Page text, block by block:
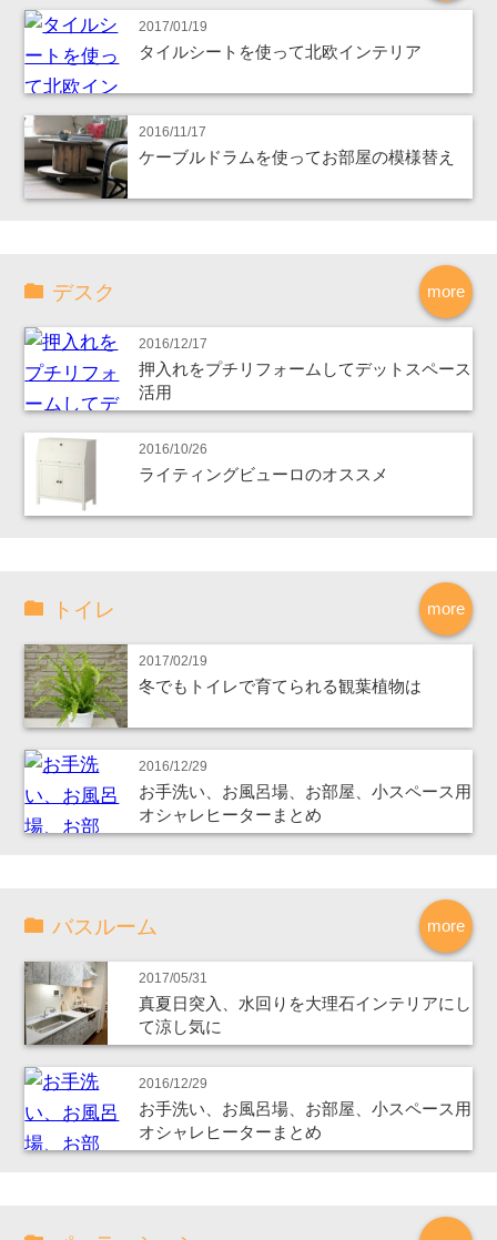
2017/01/19
タイルシートを使って北欧インテリア
2016/11/17
ケーブルドラムを使ってお部屋の模様替え
more
デスク
2016/12/17
押入れをプチリフォームしてデットスペース
活用
2016/10/26
ライティングビューロのオススメ
more
トイレ
2017/02/19
冬でもトイレで育てられる観葉植物は
2016/12/29
お手洗い、お風呂場、お部屋、小スペース用
オシャレヒーターまとめ
more
バスルーム
2017/05/31
真夏日突入、水回りを大理石インテリアにし
て涼し気に
2016/12/29
お手洗い、お風呂場、お部屋、小スペース用
オシャレヒーターまとめ